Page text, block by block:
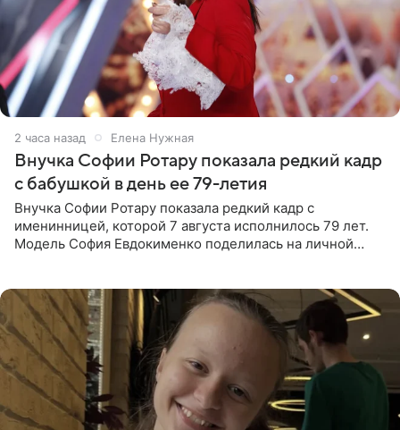
2 часа назад Елена Нужная
Внучка Софии Ротару показала редкий кадр
с бабушкой в день ее 79-летия
Внучка Софии Ротару показала редкий кадр с
именинницей, которой 7 августа исполнилось 79 лет.
Модель София Евдокименко поделилась на личной